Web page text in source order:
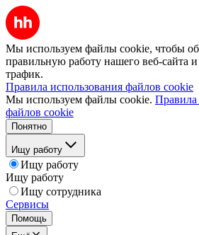
Мы используем файлы cookie, чтобы
правильную работу нашего веб-сайта и
трафик.
Правила использования файлов cookie
Мы используем файлы cookie. Правила
файлов cookie
Понятно
Ищу работу
Ищу работу
Ищу работу
Ищу сотрудника
Сервисы
Помощь